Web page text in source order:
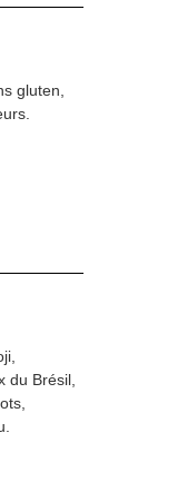
gluten,
du Brésil,